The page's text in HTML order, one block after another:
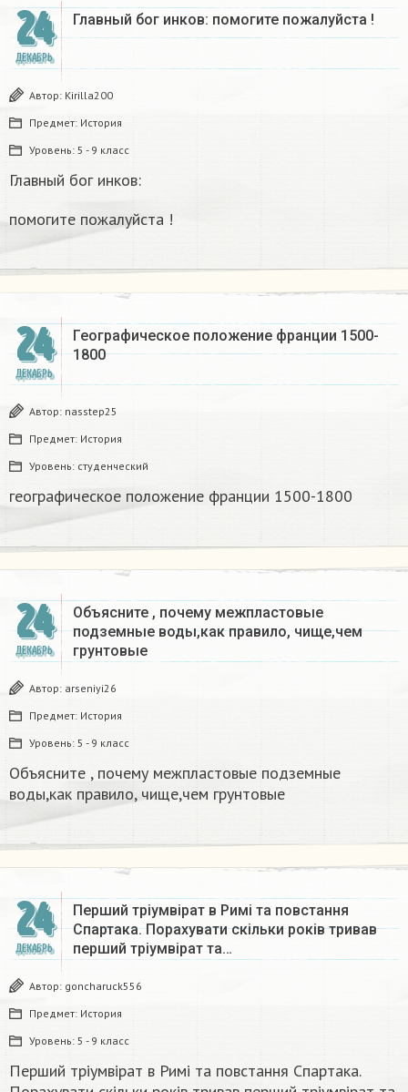
24
ДЕКАБРЬ
Главный бог инков: помогите пожалуйста !
Автор: Kirilla200
Предмет: История
Уровень: 5 - 9 класс
Главный бог инков:
помогите пожалуйста !
24
ДЕКАБРЬ
Географическое положение франции 1500-
1800​
Автор: nasstep25
Предмет: История
Уровень: студенческий
географическое положение франции 1500-1800​
24
ДЕКАБРЬ
Объясните , почему межпластовые
подземные воды,как правило, чище,чем
грунтовые​
Автор: arseniyi26
Предмет: История
Уровень: 5 - 9 класс
Объясните , почему межпластовые подземные
воды,как правило, чище,чем грунтовые​
24
ДЕКАБРЬ
Перший тріумвірат в Римі та повстання
Спартака. Порахувати скільки років тривав
перший тріумвірат та…
Автор: goncharuck556
Предмет: История
Уровень: 5 - 9 класс
Перший тріумвірат в Римі та повстання Спартака.